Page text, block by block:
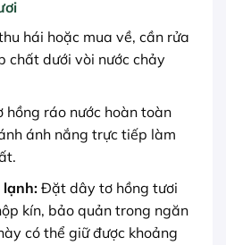
hái hoặc mua về, cần rửa
chất dưới vòi nước chảy
ráo nước hoàn toàn
ánh nắng trực tiếp làm
lạnh:Đặt dây tơ hồng tươi
kín, bảo quản trong ngăn
có thể giữ được khoảng